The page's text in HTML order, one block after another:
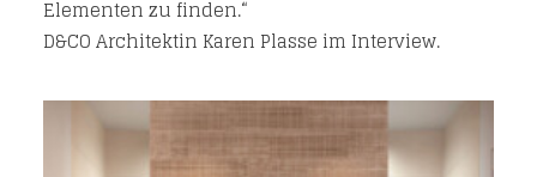
Elementen zu finden.“
D&CO Architektin Karen Plasse im Interview.